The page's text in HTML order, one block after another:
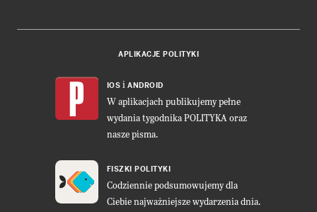
APLIKACJE POLITYKI
IOS i ANDROID
W aplikacjach publikujemy pełne
wydania tygodnika POLITYKA oraz
nasze pisma.
FISZKI POLITYKI
Codziennie podsumowujemy dla
Ciebie najważniejsze wydarzenia dnia.